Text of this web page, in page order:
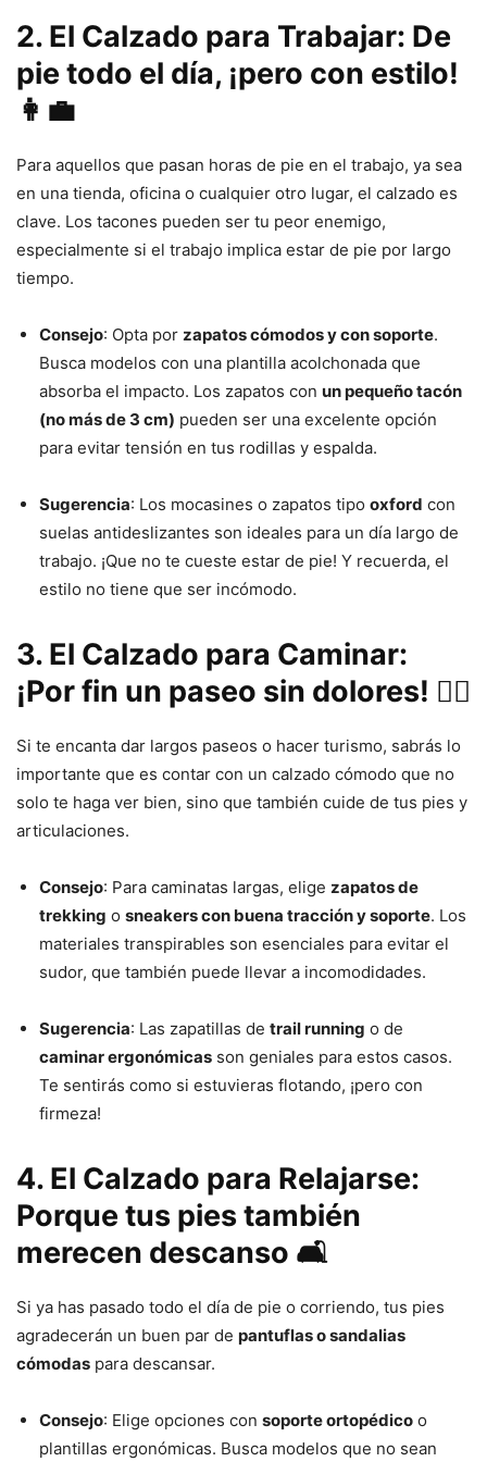
2. El Calzado para Trabajar: De
pie todo el día, ¡pero con estilo!
👩‍💼
Para aquellos que pasan horas de pie en el trabajo, ya sea
en una tienda, oficina o cualquier otro lugar, el calzado es
clave. Los tacones pueden ser tu peor enemigo,
especialmente si el trabajo implica estar de pie por largo
tiempo.
Consejo: Opta por zapatos cómodos y con soporte.
Busca modelos con una plantilla acolchonada que
absorba el impacto. Los zapatos con un pequeño tacón
(no más de 3 cm) pueden ser una excelente opción
para evitar tensión en tus rodillas y espalda.
Sugerencia: Los mocasines o zapatos tipo oxford con
suelas antideslizantes son ideales para un día largo de
trabajo. ¡Que no te cueste estar de pie! Y recuerda, el
estilo no tiene que ser incómodo.
3. El Calzado para Caminar:
¡Por fin un paseo sin dolores! 🚶‍♀️
Si te encanta dar largos paseos o hacer turismo, sabrás lo
importante que es contar con un calzado cómodo que no
solo te haga ver bien, sino que también cuide de tus pies y
articulaciones.
Consejo: Para caminatas largas, elige zapatos de
trekking o sneakers con buena tracción y soporte. Los
materiales transpirables son esenciales para evitar el
sudor, que también puede llevar a incomodidades.
Sugerencia: Las zapatillas de trail running o de
caminar ergonómicas son geniales para estos casos.
Te sentirás como si estuvieras flotando, ¡pero con
firmeza!
4. El Calzado para Relajarse:
Porque tus pies también
merecen descanso 🛋️
Si ya has pasado todo el día de pie o corriendo, tus pies
agradecerán un buen par de pantuflas o sandalias
cómodas para descansar.
Consejo: Elige opciones con soporte ortopédico o
plantillas ergonómicas. Busca modelos que no sean